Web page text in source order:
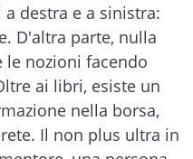
destra e a sinistra:
D'altra parte, nulla
nozioni facendo
ai libri, esiste un
nella borsa,
Il non plus ultra in